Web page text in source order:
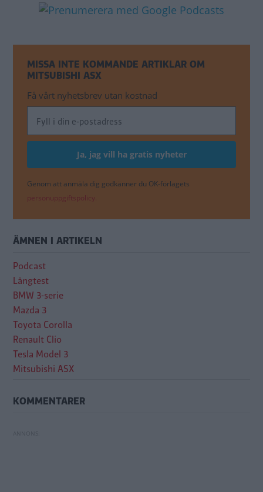
MISSA INTE KOMMANDE ARTIKLAR OM
MITSUBISHI ASX
Få vårt nyhetsbrev utan kostnad
Genom att anmäla dig godkänner du OK-förlagets
personuppgiftspolicy.
ÄMNEN I ARTIKELN
Podcast
Långtest
BMW 3-serie
Mazda 3
Toyota Corolla
Renault Clio
Tesla Model 3
Mitsubishi ASX
KOMMENTARER